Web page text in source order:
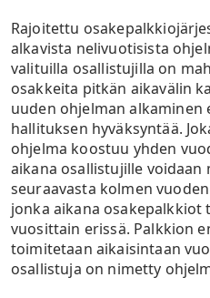
Rajoitettu
alkavista nelivuotisista
valituilla osallistujilla on
osakkeita pitkän aikavälin
uuden ohjelman alkaminen
hallituksen hyväksyntää.
ohjelma koostuu yhden
aikana osallistujille voidaan
seuraavasta kolmen
jonka aikana
vuosittain erissä. Palkkion
toimitetaan aikaisintaan
osallistuja on nimetty